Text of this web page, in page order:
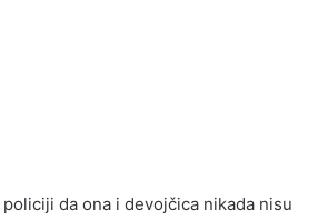
da ona i devojčica nikada nisu